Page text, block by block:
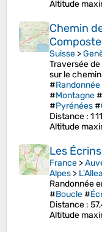
Altitude
Chemin
Suisse >
Traversée
sur le
#Randonnée
#Montagne#
#Pyrénées#
Distance : 1
Altitude
Les
France >
Alpes >
Randonnée
#Boucle#
Distance :
Altitude